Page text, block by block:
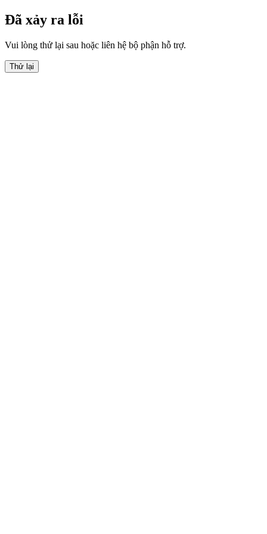
Đã xảy ra lỗi
Vui lòng thử lại sau hoặc liên hệ bộ phận hỗ trợ.
Thử lại